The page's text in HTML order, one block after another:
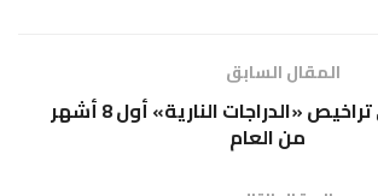
المقال السابق
58% نمواً فى تراخيص «الدراجات النارية» أول 8 أشهر
من العام